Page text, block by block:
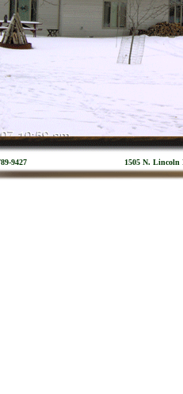
789-9427 1505 N. Lincoln